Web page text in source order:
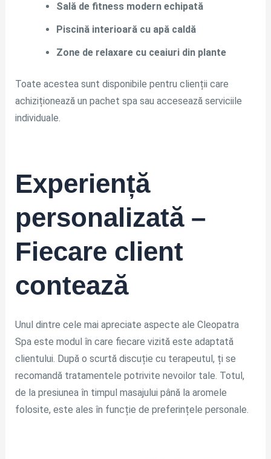
Sală de fitness modern echipată
Piscină interioară cu apă caldă
Zone de relaxare cu ceaiuri din plante
Toate acestea sunt disponibile pentru clienții care
achiziționează un pachet spa sau accesează serviciile
individuale.
Experiență
personalizată –
Fiecare client
contează
Unul dintre cele mai apreciate aspecte ale Cleopatra
Spa este modul în care fiecare vizită este adaptată
clientului. După o scurtă discuție cu terapeutul, ți se
recomandă tratamentele potrivite nevoilor tale. Totul,
de la presiunea în timpul masajului până la aromele
folosite, este ales în funcție de preferințele personale.